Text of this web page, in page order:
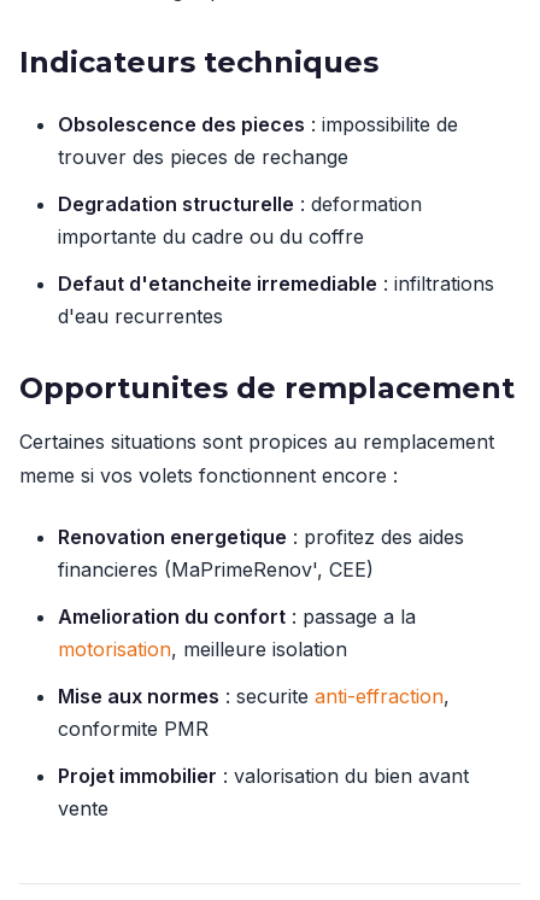
Indicateurs techniques
Obsolescence des pieces : impossibilite de
trouver des pieces de rechange
Degradation structurelle : deformation
importante du cadre ou du coffre
Defaut d'etancheite irremediable : infiltrations
d'eau recurrentes
Opportunites de remplacement
Certaines situations sont propices au remplacement
meme si vos volets fonctionnent encore :
Renovation energetique : profitez des aides
financieres (MaPrimeRenov', CEE)
Amelioration du confort : passage a la
motorisation, meilleure isolation
Mise aux normes : securite anti-effraction,
conformite PMR
Projet immobilier : valorisation du bien avant
vente